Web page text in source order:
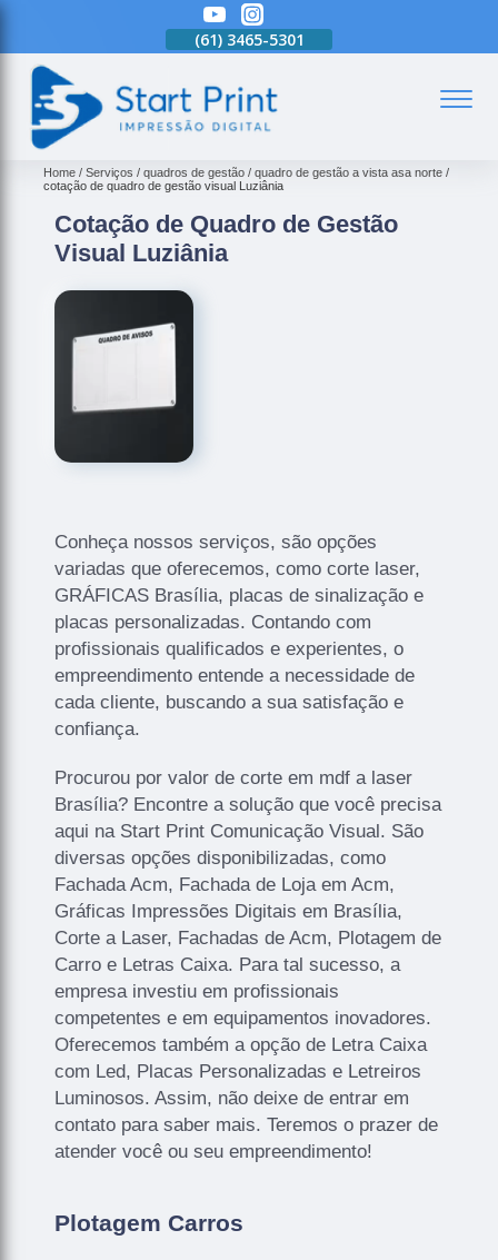
(61) 3465-5301
Home Serviços quadros de gestão
quadro de gestão a vista asa norte
cotação de quadro de gestão visual Luziânia
Cotação de Quadro de Gestão
Visual Luziânia
Conheça nossos serviços, são opções
variadas que oferecemos, como corte laser,
GRÁFICAS Brasília, placas de sinalização e
placas personalizadas. Contando com
profissionais qualificados e experientes, o
empreendimento entende a necessidade de
cada cliente, buscando a sua satisfação e
confiança.
Procurou por valor de corte em mdf a laser
Brasília? Encontre a solução que você precisa
aqui na Start Print Comunicação Visual. São
diversas opções disponibilizadas, como
Fachada Acm, Fachada de Loja em Acm,
Gráficas Impressões Digitais em Brasília,
Corte a Laser, Fachadas de Acm, Plotagem de
Carro e Letras Caixa. Para tal sucesso, a
empresa investiu em profissionais
competentes e em equipamentos inovadores.
Oferecemos também a opção de Letra Caixa
com Led, Placas Personalizadas e Letreiros
Luminosos. Assim, não deixe de entrar em
contato para saber mais. Teremos o prazer de
atender você ou seu empreendimento!
Plotagem Carros